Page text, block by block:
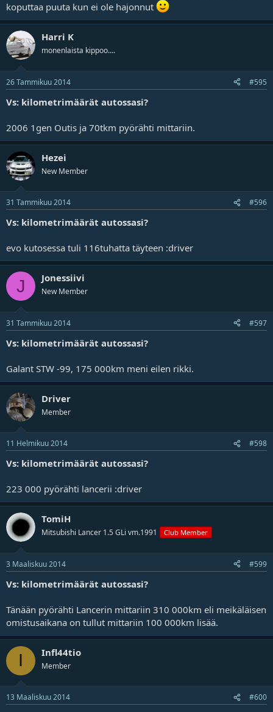
koputtaa puuta kun ei ole hajonnut
Harri K
monenlaista kippoo....
26 Tammikuu 2014 #595
Vs: kilometrimäärät autossasi?
2006 1gen Outis ja 70tkm pyörähti mittariin.
Hezei
New Member
31 Tammikuu 2014 #596
Vs: kilometrimäärät autossasi?
evo kutosessa tuli 116tuhatta täyteen :driver
J Jonessiivi
New Member
31 Tammikuu 2014 #597
Vs: kilometrimäärät autossasi?
Galant STW -99, 175 000km meni eilen rikki.
Driver
Member
11 Helmikuu 2014 #598
Vs: kilometrimäärät autossasi?
223 000 pyörähti lancerii :driver
TomiH
Mitsubishi Lancer 1.5 GLi vm.1991 Club Member
3 Maaliskuu 2014 #599
Vs: kilometrimäärät autossasi?
Tänään pyörähti Lancerin mittariin 310 000km eli meikäläisen
omistusaikana on tullut mittariin 100 000km lisää.
I Infl44tio
Member
13 Maaliskuu 2014 #600